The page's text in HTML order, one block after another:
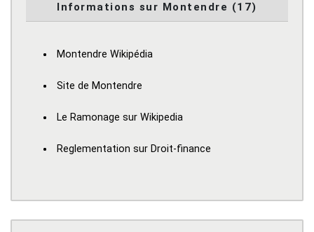
Informations sur Montendre (17)
Montendre Wikipédia
Site de Montendre
Le Ramonage sur Wikipedia
Reglementation sur Droit-finance